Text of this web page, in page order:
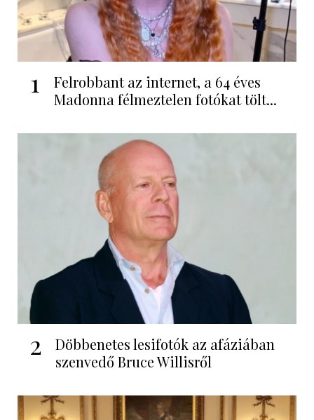
1
Felrobbant az internet, a 64 éves
Madonna félmeztelen fotókat tölt...
2
Döbbenetes lesifotók az afáziában
szenvedő Bruce Willisről